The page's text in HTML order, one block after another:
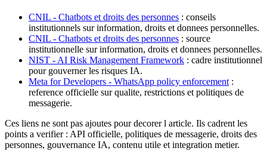
CNIL - Chatbots et droits des personnes : conseils
institutionnels sur information, droits et donnees personnelles.
CNIL - Chatbots et droits des personnes : source
institutionnelle sur information, droits et donnees personnelles.
NIST - AI Risk Management Framework : cadre institutionnel
pour gouverner les risques IA.
Meta for Developers - WhatsApp policy enforcement :
reference officielle sur qualite, restrictions et politiques de
messagerie.
Ces liens ne sont pas ajoutes pour decorer l article. Ils cadrent les
points a verifier : API officielle, politiques de messagerie, droits des
personnes, gouvernance IA, contenu utile et integration metier.